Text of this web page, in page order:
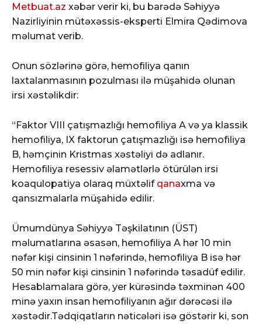
Metbuat.az xəbər verir ki, bu barədə Səhiyyə
Nazirliyinin mütəxəssis-eksperti Elmira Qədimova
məlumat verib.
Onun sözlərinə görə, hemofiliya qanın
laxtalanmasının pozulması ilə müşahidə olunan
irsi xəstəlikdir:
“Faktor VIII çatışmazlığı hemofiliya A və ya klassik
hemofiliya, IX faktorun çatışmazlığı isə hemofiliya
B, həmçinin Kristmas xəstəliyi də adlanır.
Hemofiliya resessiv əlamətlərlə ötürülən irsi
koaqulopatiya olaraq müxtəlif qanaxma və
qansızmalarla müşahidə edilir.
Ümumdünya Səhiyyə Təşkilatının (ÜST)
məlumatlarına əsasən, hemofiliya A hər 10 min
nəfər kişi cinsinin 1 nəfərində, hemofiliya B isə hər
50 min nəfər kişi cinsinin 1 nəfərində təsadüf edilir.
Hesablamalara görə, yer kürəsində təxminən 400
minə yaxın insan hemofiliyanın ağır dərəcəsi ilə
xəstədir.Tədqiqatların nəticələri isə göstərir ki, son